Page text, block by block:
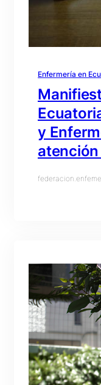
Enfermería en
y